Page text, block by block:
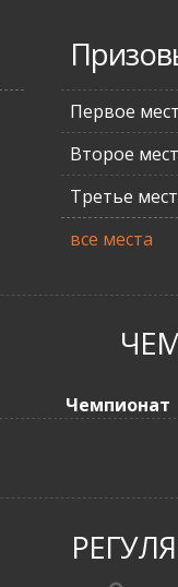
Первое
Второе
Третье
все места
Чемпионат